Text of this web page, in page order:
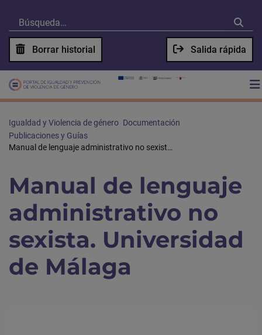
Borrar historial Salida rápida
Igualdad y Violencia de género Documentación
Publicaciones y Guías
Manual de lenguaje administrativo no sexista. Universidad de Málaga
Manual de lenguaje
administrativo no
sexista. Universidad
de Málaga